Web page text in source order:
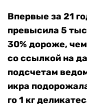
Впервые за 21
превысила 5
30% дороже,
со ссылкой на
подсчетам
икра
го 1 кг